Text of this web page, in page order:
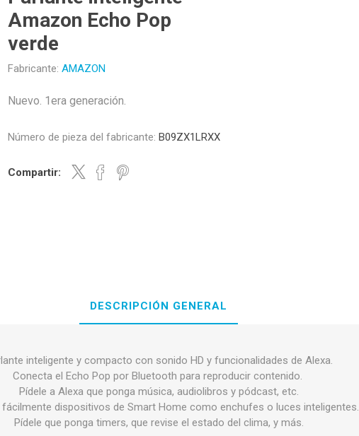
Amazon Echo Pop
verde
Fabricante: AMAZON
Nuevo. 1era generación.
Número de pieza del fabricante: B09ZX1LRXX
Compartir:
DESCRIPCIÓN GENERAL
inteligente y compacto con sonido HD y funcionalidades de Alexa.
Conecta el Echo Pop por Bluetooth para reproducir contenido.
Pídele a Alexa que ponga música, audiolibros y pódcast, etc.
dispositivos de Smart Home como enchufes o luces inteligentes.
Pídele que ponga timers, que revise el estado del clima, y más.